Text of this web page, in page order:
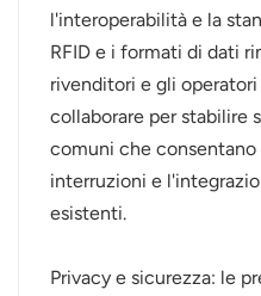
l'interoperabilità e la
RFID e i formati di dati
rivenditori e gli
collaborare per stabilire
comuni che
interruzioni e
esistenti.
Privacy e sicurezza: le